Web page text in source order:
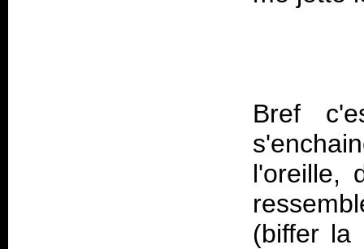
Bref
l'oreille,
(biffer la